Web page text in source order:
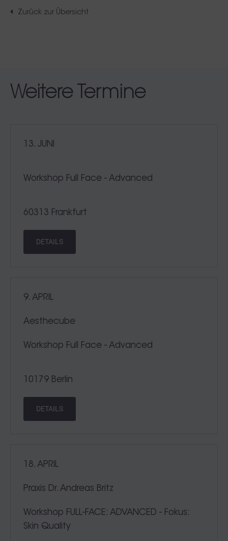
Zurück zur Übersicht
Weitere Termine
13. JUNI
Workshop Full Face - Advanced
60313 Frankfurt
DETAILS
9. APRIL
Aesthecube
Workshop Full Face - Advanced
10179 Berlin
DETAILS
18. APRIL
Praxis Dr. Andreas Britz
Workshop FULL-FACE: ADVANCED - Fokus:
Skin Quality